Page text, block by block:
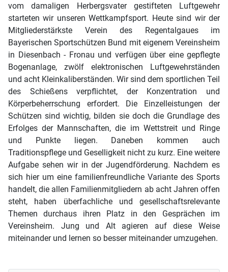
vom damaligen Herbergsvater gestifteten Luftgewehr
starteten wir unseren Wettkampfsport. Heute sind wir der
Mitgliederstärkste Verein des Regentalgaues im
Bayerischen Sportschützen Bund mit eigenem Vereinsheim
in Diesenbach - Fronau und verfügen über eine gepflegte
Bogenanlage, zwölf elektronischen Luftgewehrständen
und acht Kleinkaliberständen. Wir sind dem sportlichen Teil
des Schießens verpflichtet, der Konzentration und
Körperbeherrschung erfordert. Die Einzelleistungen der
Schützen sind wichtig, bilden sie doch die Grundlage des
Erfolges der Mannschaften, die im Wettstreit und Ringe
und Punkte liegen. Daneben kommen auch
Traditionspflege und Geselligkeit nicht zu kurz. Eine weitere
Aufgabe sehen wir in der Jugendförderung. Nachdem es
sich hier um eine familienfreundliche Variante des Sports
handelt, die allen Familienmitgliedern ab acht Jahren offen
steht, haben überfachliche und gesellschaftsrelevante
Themen durchaus ihren Platz in den Gesprächen im
Vereinsheim. Jung und Alt agieren auf diese Weise
miteinander und lernen so besser miteinander umzugehen.